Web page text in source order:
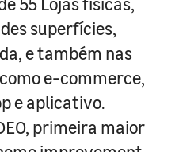
superfícies,
e também nas
e-commerce,
e aplicativo.
primeira maior